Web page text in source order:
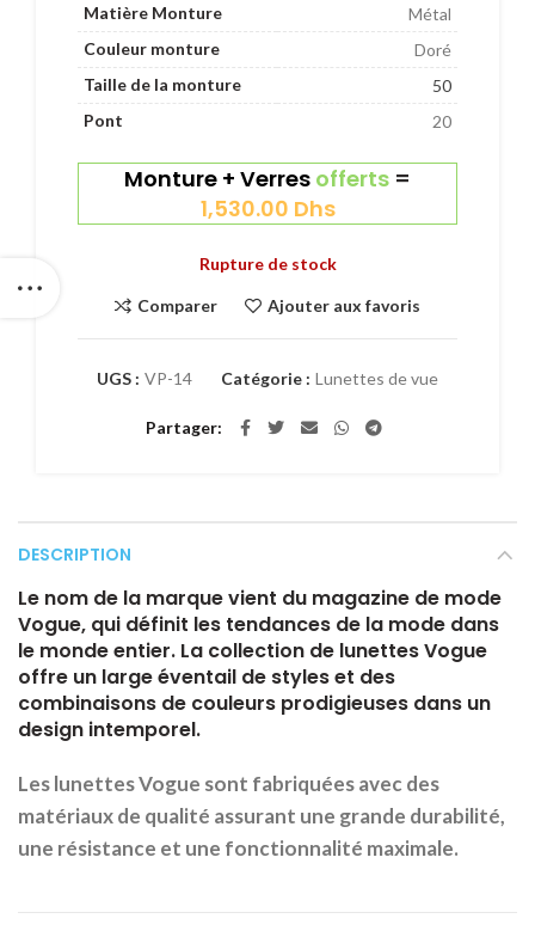
Matière Monture
Métal
Couleur monture
Doré
Taille de la monture
50
Pont
20
Monture + Verres offerts =
1,530.00 Dhs
Rupture de stock
Comparer Ajouter aux favoris
UGS : VP-14 Catégorie : Lunettes de vue
Partager
DESCRIPTION
Le nom de la marque vient du magazine de mode
Vogue, qui définit les tendances de la mode dans
le monde entier. La collection de lunettes Vogue
offre un large éventail de styles et des
combinaisons de couleurs prodigieuses dans un
design intemporel.
Les lunettes Vogue sont fabriquées avec des
matériaux de qualité assurant une grande durabilité,
une résistance et une fonctionnalité maximale.